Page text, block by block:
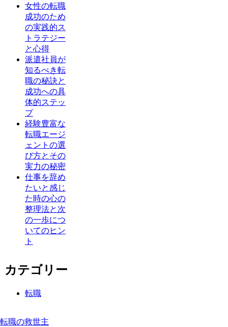
女性の転職
成功のため
の実践的ス
トラテジー
と心得
派遣社員が
知るべき転
職の秘訣と
成功への具
体的ステッ
プ
経験豊富な
転職エージ
ェントの選
び方とその
実力の秘密
仕事を辞め
たいと感じ
た時の心の
整理法と次
の一歩につ
いてのヒン
ト
カテゴリー
転職
転職の救世主